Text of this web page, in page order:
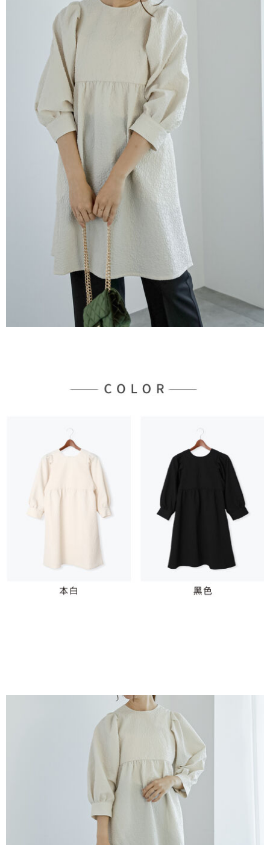
3.實際核准額度、可分期數及費用金額請依後續交易確認頁面所載為準。
4.訂單成立30分鐘內，如未前往確認交易或遇審核未通過，訂單將自動取
消。如遇「轉專審核」未通過狀況，表示未達大哥付你分期系統評分，恕無
法說明評估內容。
【繳款方式說明】
1.分期款項不併入電信帳單，「大哥付你分期」於每月結算日後寄送繳費提
醒簡訊。
2.透過簡訊連結打開帳單後，可選擇「超商條碼／台灣大直營門市／銀行轉
帳／街口支付／iPASS MONEY」等通路繳費。
【注意事項】
1.本服務係由「台灣大哥大股份有限公司」（以下簡稱本公司）所提供，讓
用戶於交易時，得透過本服務購買商品或服務，並由商店將買賣／分期付款
買賣價金債權讓與本公司後，依約使用本公司帳單繳交帳款。
2.基於同意付款使用「大哥付你分期」之契約關係目的，商店將以您的個人
資料（包含姓名、電話或地址）提供予台灣大哥大進項蒐集、處理及利用，
由本公司與您本人進行分期帳單所需資料之確認、核對及更正。
3.完整用戶服務條款，請詳閱以下連結：
https://oppay.tw/userRule
１．簡單：不需註冊會員、不需綁卡、不需儲值。
２．便利：只要手機號碼，簡訊認證，即可結帳。
３．安心：先確認商品／服務後，再付款。
【「AFTEE先享後付」結帳流程】
１．於結帳方式選擇「AFTEE先享後付」後，將跳轉至「AFTEE先享後付」
結帳頁面，進行簡訊認證並確認金額後，即可完成結帳。
２．訂單成立數日內，您將收到繳費通知簡訊。
３．收到繳費通知簡訊後14天內，點擊此簡訊中的連結，可透過四大超商／
ATM／網路銀行／等多元方式進行付款，方視為交易完成。
※ 請注意：結帳手續完成當下不需立刻繳費，但若您需要取消訂單，請聯絡
購買商品的店家。未經商家同意取消之訂單仍視為有效，需透過AFTEE先享
後付繳納相關費用。
※ 交易是否成功請以「AFTEE先享後付 」之結帳頁面顯示為準，若有關於
是否繳費成功／繳費後需取消欲退款等相關疑問，請聯繫「AFTEE先享後付
https://netprotections.freshdesk.com/support/home
１．透過由恩沛科技股份有限公司提供之「AFTEE先享後付」服務完成之交
易，需依本服務之必要範圍內提供個人資料，並將交易相關給付款項請求債
權轉讓予恩沛科技股份有限公司。
２．關於個人資料處理事宜，請瀏覽以下網址：
https://aftee.tw/terms/#terms3
３．未成年的使用者請事先徵得法定代理人或監護人之同意方可使用
「AFTEE先享後付」，若未經同意申辦者引起之損失，本公司不負相關責
４．使用「AFTEE先享後付」時，將依據個別帳號之用戶狀況，依本公司即
時審查核予不同之上限額度；若仍有額度不足之情形，本公司將視審查結果
請求用戶進行身份認證。
全家取貨付款
每筆NT$60，滿NT$388(含以上)免運費
每筆NT$60，滿NT$388(含以上)免運費
萊爾富取貨付款
每筆NT$60，滿NT$888(含以上)免運費
每筆NT$60，滿NT$888(含以上)免運費
每筆NT$60，滿NT$888(含以上)免運費
每筆NT$60，滿NT$888(含以上)免運費
每筆NT$90，滿NT$888(含以上)免運費